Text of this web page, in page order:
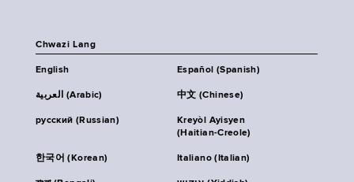
Chwazi Lang
English Español (Spanish)
العربية (Arabic) 中文 (Chinese)
русский (Russian)
Kreyòl Ayisyen
(Haitian-Creole)
한국어 (Korean) Italiano (Italian)